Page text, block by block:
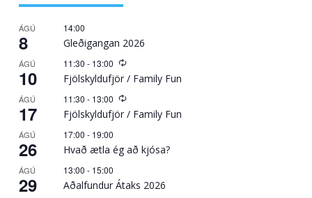
ÁGÚ
8
14:00
Gleðigangan 2026
ÁGÚ
10
11:30 - 13:00
Recurring
Fjölskyldufjör / Family Fun
ÁGÚ
17
11:30 - 13:00
Recurring
Fjölskyldufjör / Family Fun
ÁGÚ
26
17:00 - 19:00
Hvað ætla ég að kjósa?
ÁGÚ
29
13:00 - 15:00
Aðalfundur Átaks 2026